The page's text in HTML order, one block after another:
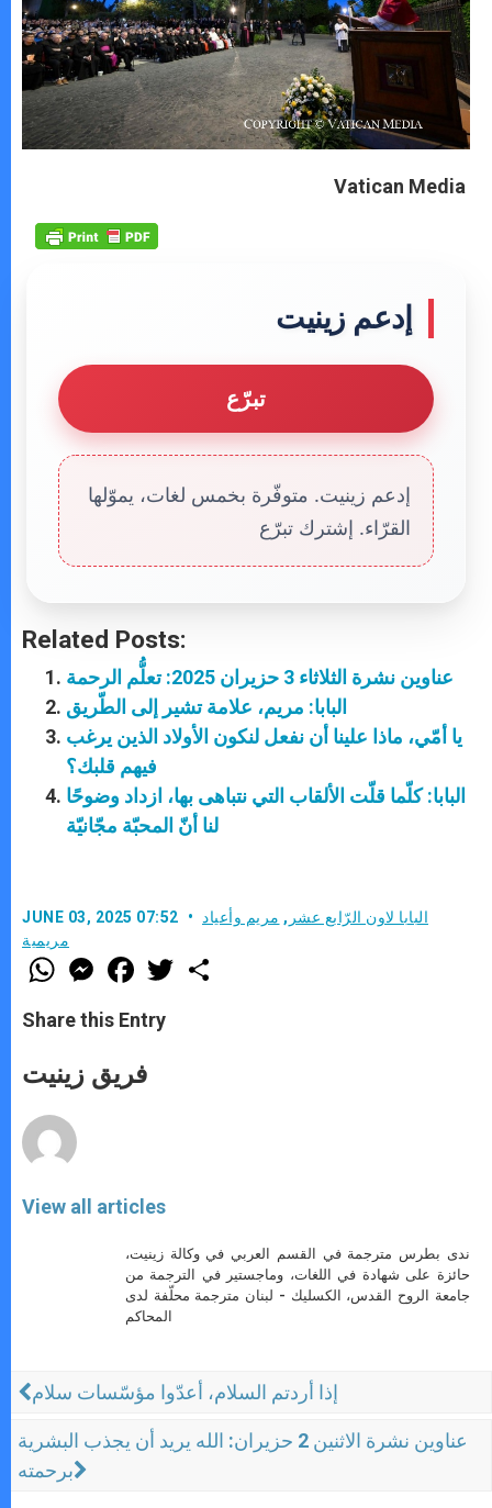
إدعم زينيت
تبرّع
إدعم زينيت. متوفّرة بخمس لغات، يموّلها
القرّاء. إشترك تبرّع
Related Posts:
عناوين نشرة الثلاثاء 3 حزيران 2025: تعلُّم الرحمة
البابا: مريم، علامة تشير إلى الطّريق
يا أمّي، ماذا علينا أن نفعل لنكون الأولاد الذين يرغب
فيهم قلبك؟
البابا: كلّما قلّت الألقاب التي نتباهى بها، ازداد وضوحًا
لنا أنّ المحبّة مجّانيّة
JUNE 03, 2025 07:52 البابا لاون الرّابع عشر , مريم وأعياد
مريمية
W
h
t
s
p
p
M
e
s
e
g
e
F
a
e
b
o
k
T
w
Share this Entry
فريق زينيت
View all articles
ندى بطرس مترجمة في القسم العربي في وكالة زينيت،
حائزة على شهادة في اللغات، وماجستير في الترجمة من
جامعة الروح القدس، الكسليك - لبنان مترجمة محلّفة لدى
المحاكم
إذا أردتم السلام، أعدّوا مؤسّسات سلام
عناوين نشرة الاثنين 2 حزيران: الله يريد أن يجذب البشرية
برحمته